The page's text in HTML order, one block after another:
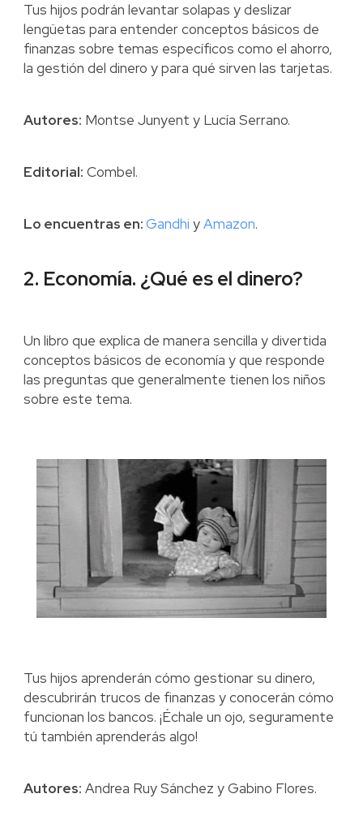
Tus hijos podrán levantar solapas y deslizar
lengüetas para entender conceptos básicos de
finanzas sobre temas específicos como el ahorro,
la gestión del dinero y para qué sirven las tarjetas.
Autores: Montse Junyent y Lucía Serrano.
Editorial: Combel.
Lo encuentras en:Gandhi yAmazon.
2. Economía. ¿Qué es el dinero?
Un libro que explica de manera sencilla y divertida
conceptos básicos de economía y que responde
las preguntas que generalmente tienen los niños
sobre este tema.
Tus hijos aprenderán cómo gestionar su dinero,
descubrirán trucos de finanzas y conocerán cómo
funcionan los bancos. ¡Échale un ojo, seguramente
tú también aprenderás algo!
Autores: Andrea Ruy Sánchez y Gabino Flores.